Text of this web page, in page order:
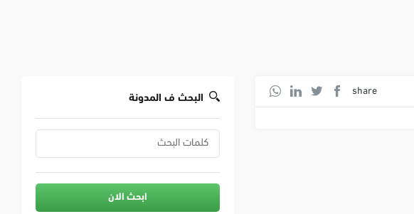
share
البحث ف المدونة
ابحث الان